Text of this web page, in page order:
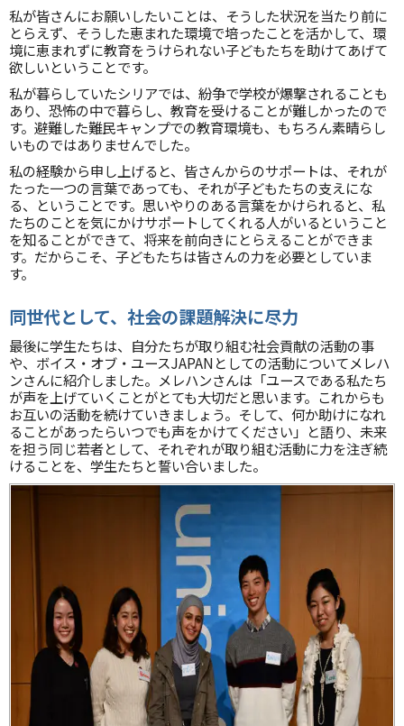
私が皆さんにお願いしたいことは、そうした状況を当たり前に
とらえず、そうした恵まれた環境で培ったことを活かして、環
境に恵まれずに教育をうけられない子どもたちを助けてあげて
欲しいということです。
私が暮らしていたシリアでは、紛争で学校が爆撃されることも
あり、恐怖の中で暮らし、教育を受けることが難しかったので
す。避難した難民キャンプでの教育環境も、もちろん素晴らし
いものではありませんでした。
私の経験から申し上げると、皆さんからのサポートは、それが
たった一つの言葉であっても、それが子どもたちの支えにな
る、ということです。思いやりのある言葉をかけられると、私
たちのことを気にかけサポートしてくれる人がいるということ
を知ることができて、将来を前向きにとらえることができま
す。だからこそ、子どもたちは皆さんの力を必要としていま
す。
同世代として、社会の課題解決に尽力
最後に学生たちは、自分たちが取り組む社会貢献の活動の事
や、ボイス・オブ・ユースJAPANとしての活動についてメレハ
ンさんに紹介しました。メレハンさんは「ユースである私たち
が声を上げていくことがとても大切だと思います。これからも
お互いの活動を続けていきましょう。そして、何か助けになれ
ることがあったらいつでも声をかけてください」と語り、未来
を担う同じ若者として、それぞれが取り組む活動に力を注ぎ続
けることを、学生たちと誓い合いました。